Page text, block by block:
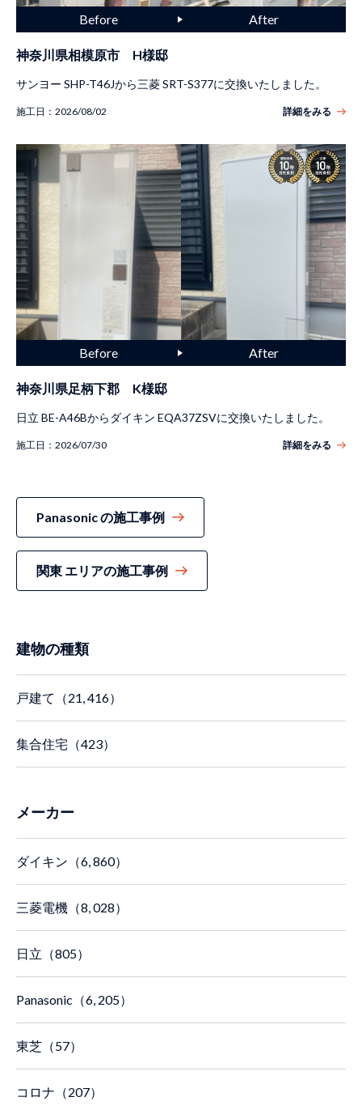
神奈川県相模原市 H様邸
サンヨー SHP-T46Jから三菱 SRT-S377に交換いたしました。
施工日： 2026/08/02 詳細をみる
神奈川県足柄下郡 K様邸
日立 BE-A46Bからダイキン EQA37ZSVに交換いたしました。
施工日： 2026/07/30 詳細をみる
Panasonic の施工事例
関東 エリアの施工事例
建物の種類
戸建て（21, 416）
集合住宅（423）
メーカー
ダイキン（6, 860）
三菱電機（8, 028）
日立（805）
Panasonic（6, 205）
東芝（57）
コロナ（207）